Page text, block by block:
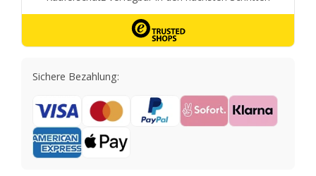
Sichere Bezahlung: